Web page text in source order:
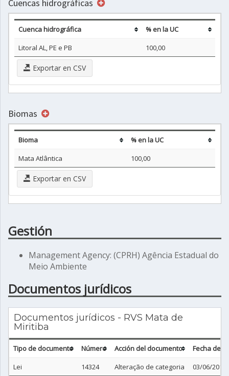
Cuencas hidrográficas
Cuenca hidrográfica
% en la UC
Litoral AL, PE e PB
100,00
Exportar en CSV
Biomas
Bioma
% en la UC
Mata Atlântica
100,00
Exportar en CSV
Gestión
Management Agency: (CPRH) Agência Estadual do
Meio Ambiente
Documentos jurídicos
Documentos jurídicos - RVS Mata de
Miritiba
Tipo de documento Número Acción del documento
Fecha del
Lei
14324 Alteração de categoria
03/06/2011